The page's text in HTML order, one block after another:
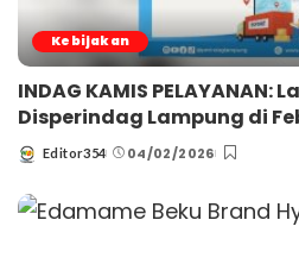
Kebijakan
INDAG KAMIS PELAYANAN:
Disperindag Lampung di
Posted
Editor354 04/02/2026